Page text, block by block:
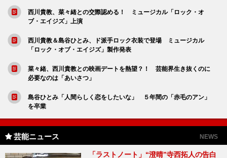
西川貴教、菜々緒との交際認める！ ミュージカル「ロック・オ
ブ・エイジズ」上演
西川貴教＆島谷ひとみ、ド派手ロック衣装で登場 ミュージカル
「ロック・オブ・エイジズ」製作発表
菜々緒、西川貴教との映画デートを熱望？！ 芸能界生き抜くのに
必要なのは「あいさつ」
島谷ひとみ「人間らしく恋をしたいな」 ５年間の「赤毛のアン」
を卒業
芸能ニュース NEWS
「ラストノート」“澄晴”寺西拓人の告白